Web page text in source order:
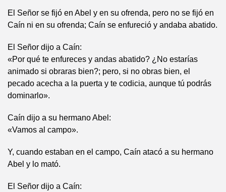
El Señor se fijó en Abel y en su ofrenda, pero no se fijó en
Caín ni en su ofrenda; Caín se enfureció y andaba abatido.
El Señor dijo a Caín:
«Por qué te enfureces y andas abatido? ¿No estarías
animado si obraras bien?; pero, si no obras bien, el
pecado acecha a la puerta y te codicia, aunque tú podrás
dominarlo».
Caín dijo a su hermano Abel:
«Vamos al campo».
Y, cuando estaban en el campo, Caín atacó a su hermano
Abel y lo mató.
El Señor dijo a Caín: